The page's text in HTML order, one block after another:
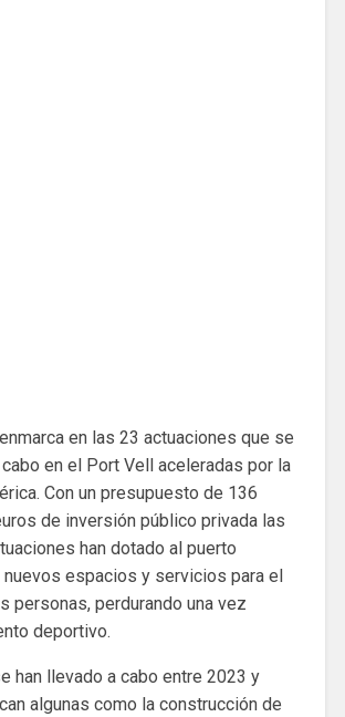
en las 23 actuaciones que se
en el Port Vell aceleradas por la
Con un presupuesto de 136
de inversión público privada las
han dotado al puerto
nuevos espacios y servicios para el
personas, perdurando una vez
deportivo.
han llevado a cabo entre 2023 y
algunas como la construcción de